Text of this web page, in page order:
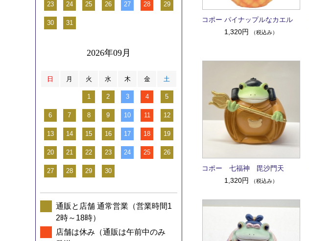
コポー パイナップルなカエル
1,320円
（税込み）
コポー 七福神 毘沙門天
1,320円
（税込み）
23 24 25 26 27 28 29
30 31
2026年09月
日 月 火 水 木 金 土
1 2 3 4 5
6 7 8 9 10 11 12
13 14 15 16 17 18 19
20 21 22 23 24 25 26
27 28 29 30
通販と店舗 通常営業（営業時間1
2時～18時）
店舗は休み（通販は午前中のみ